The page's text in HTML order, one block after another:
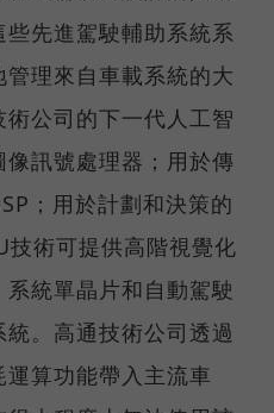
先進駕駛輔助系統系
理來自車載系統的大
公司的下一代人工智
訊號處理器；用於傳
；用於計劃和決策的
技術可提供高階視覺化
統單晶片和自動駕駛
。高通技術公司透過
算功能帶入主流車